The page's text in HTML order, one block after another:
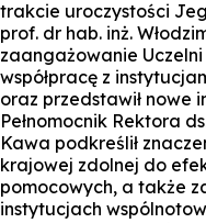
trakcie uroczystości
prof. dr hab. inż.
zaangażowanie
współpracę z
oraz przedstawił nowe
Pełnomocnik Rektora
Kawa podkreślił
krajowej zdolnej do
pomocowych, a także
instytucjach